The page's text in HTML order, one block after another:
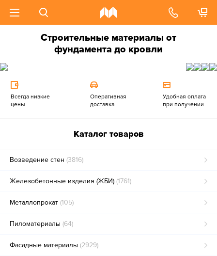
Строительные материалы от
фундамента до кровли
Всегда низкие
цены
Оперативная
доставка
Удобная оплата
при получении
Каталог товаров
Возведение стен (3816)
Железобетонные изделия (ЖБИ) (1761)
Металлопрокат (105)
Пиломатериалы (64)
Фасадные материалы (2929)